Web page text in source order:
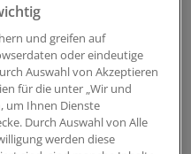
von Osteoporose-
beeinträchtigen? Eine
und greifen auf
oder eindeutige
Auswahl von Akzeptieren
für die unter „Wir und
um Ihnen Dienste
Durch Auswahl von Alle
werden diese